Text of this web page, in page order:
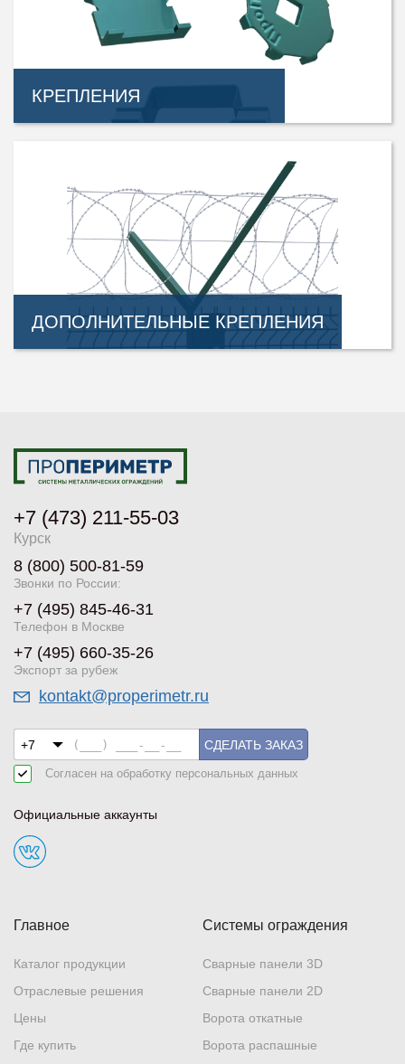
КРЕПЛЕНИЯ
ДОПОЛНИТЕЛЬНЫЕ КРЕПЛЕНИЯ
Главное
Каталог продукции
Отраслевые решения
Цены
Где купить
Системы ограждения
Сварные панели 3D
Сварные панели 2D
Ворота откатные
Ворота распашные
+7 (473) 211-55-03
Курск
8 (800) 500-81-59
Звонки по России:
+7 (495) 845-46-31
Телефон в Москве
+7 (495) 660-35-26
Экспорт за рубеж
kontakt@properimetr.ru
СДЕЛАТЬ ЗАКАЗ
Согласен на обработку персональных данных
Официальные аккаунты